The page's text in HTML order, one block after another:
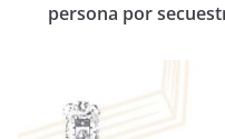
persona por